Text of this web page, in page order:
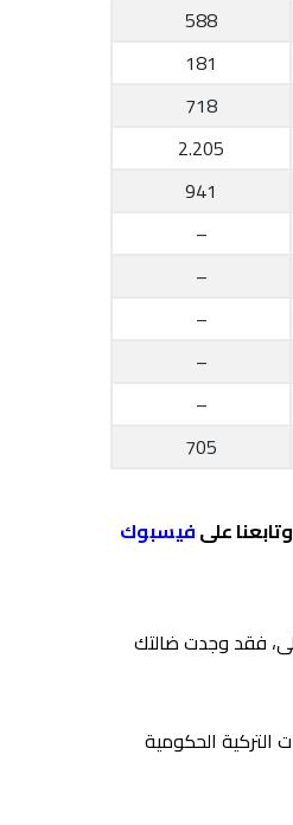
588
181
718
2.205
941
–
–
–
–
–
705
وتابعنا علىفيسبوك
فقد وجدت ضالتك
التركية الحكومية